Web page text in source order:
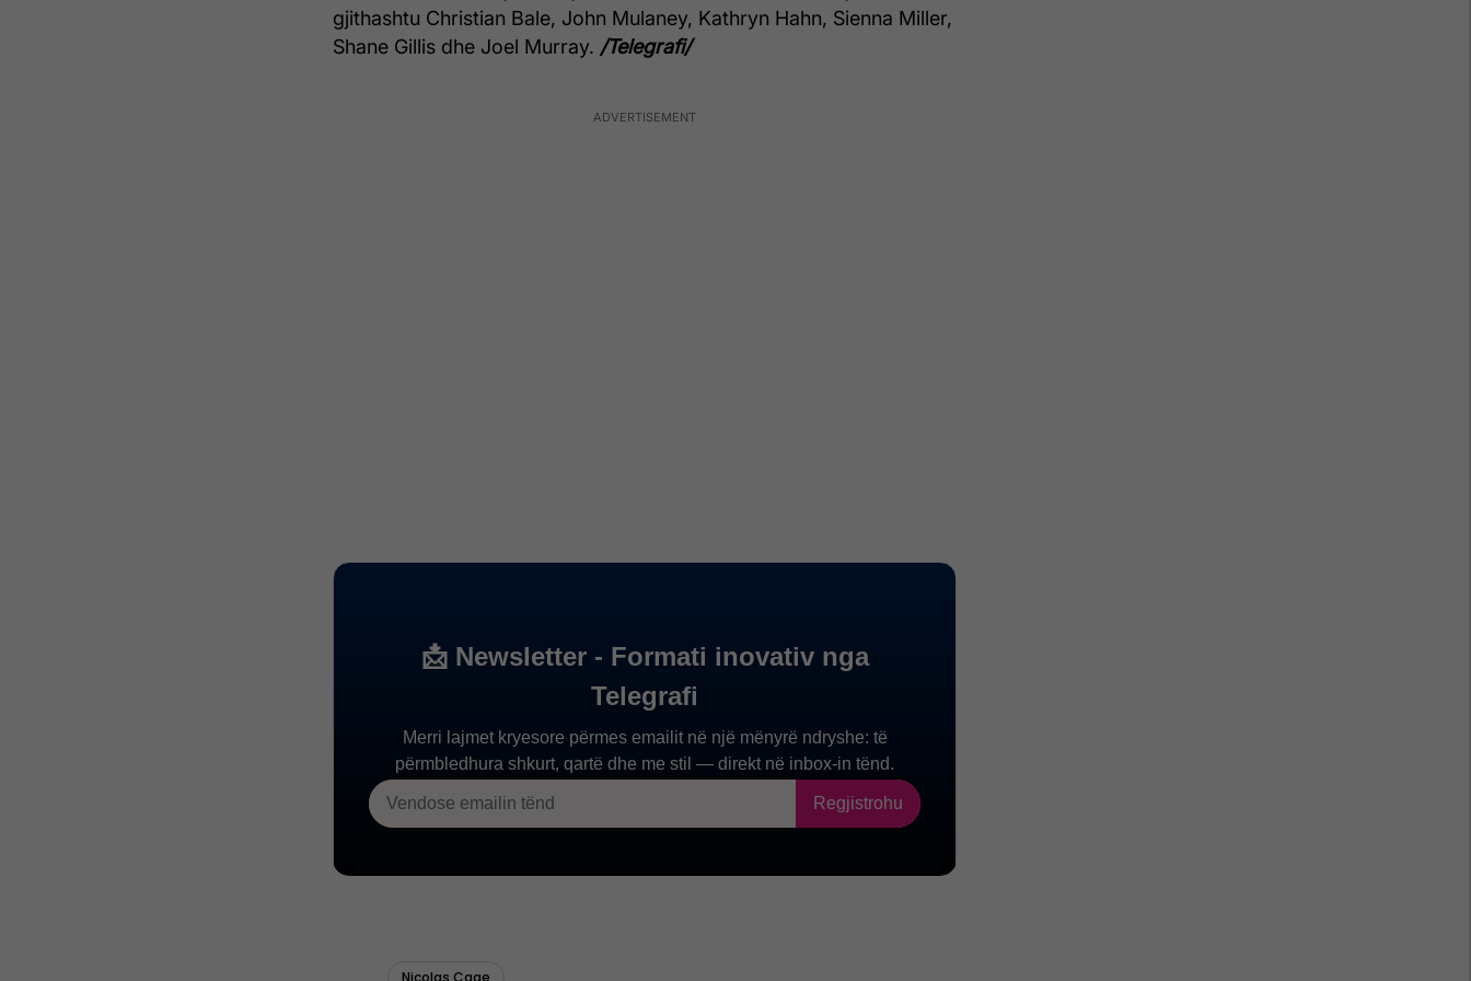
gjithashtu Christian Bale, John Mulaney, Kathryn Hahn, Sienna Miller,
Shane Gillis dhe Joel Murray. /Telegrafi/